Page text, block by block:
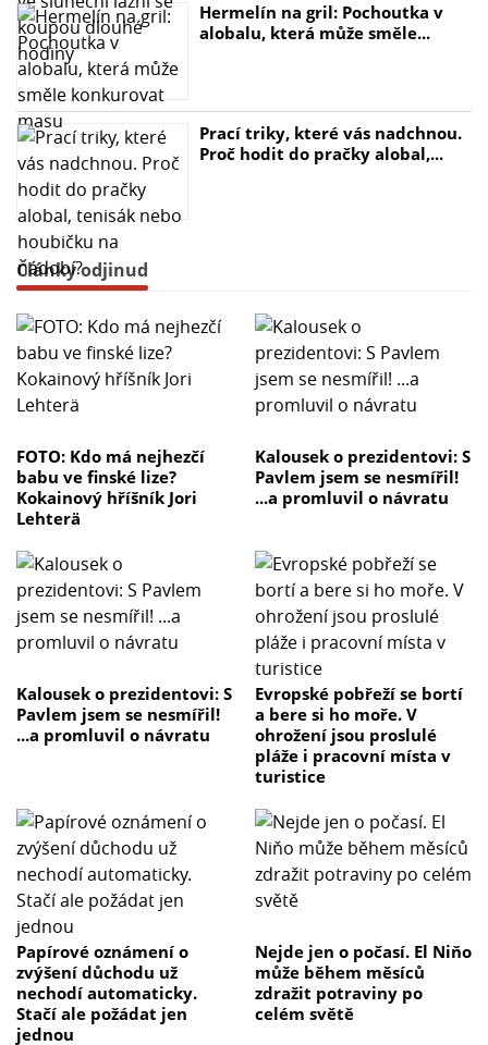
Hermelín na gril: Pochoutka v
alobalu, která může směle...
Prací triky, které vás nadchnou.
Proč hodit do pračky alobal,...
Články odjinud
FOTO: Kdo má nejhezčí
babu ve finské lize?
Kokainový hříšník Jori
Lehterä
Kalousek o prezidentovi: S
Pavlem jsem se nesmířil!
...a promluvil o návratu
Kalousek o prezidentovi: S
Pavlem jsem se nesmířil!
...a promluvil o návratu
Evropské pobřeží se bortí
a bere si ho moře. V
ohrožení jsou proslulé
pláže i pracovní místa v
turistice
Papírové oznámení o
zvýšení důchodu už
nechodí automaticky.
Stačí ale požádat jen
jednou
Nejde jen o počasí. El Niňo
může během měsíců
zdražit potraviny po
celém světě